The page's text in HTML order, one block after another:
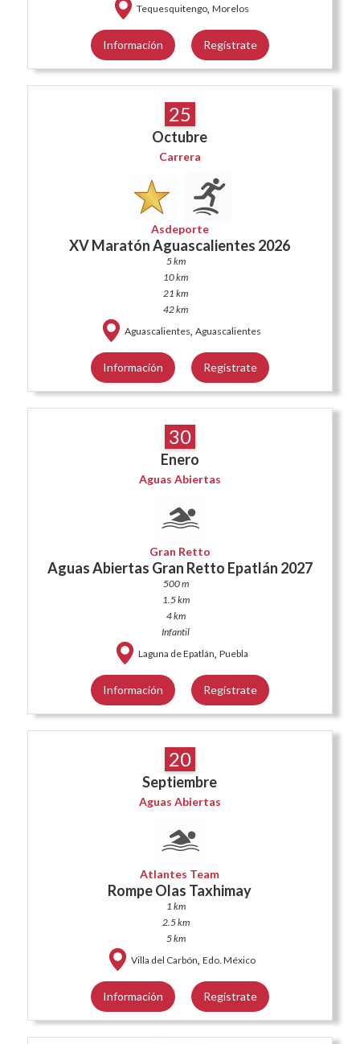
Tequesquitengo, Morelos
Información Regístrate
25
Octubre
Carrera
Asdeporte
XV Maratón Aguascalientes 2026
5 km
10 km
21 km
42 km
Aguascalientes, Aguascalientes
Información Regístrate
30
Enero
Aguas Abiertas
Gran Retto
Aguas Abiertas Gran Retto Epatlán 2027
500 m
1.5 km
4 km
Infantil
Laguna de Epatlán, Puebla
Información Regístrate
20
Septiembre
Aguas Abiertas
Atlantes Team
Rompe Olas Taxhimay
1 km
2.5 km
5 km
Villa del Carbón, Edo. México
Información Regístrate